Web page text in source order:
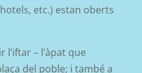
etc.) estan oberts
– l’àpat que
del poble; i també a